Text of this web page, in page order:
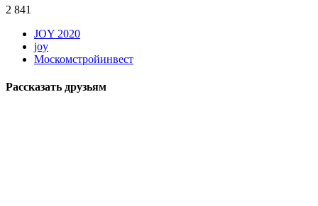
2 841
JOY 2020
joy
Москомстройинвест
Рассказать друзьям